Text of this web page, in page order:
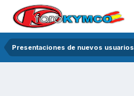
Presentaciones de nuevos usuarios